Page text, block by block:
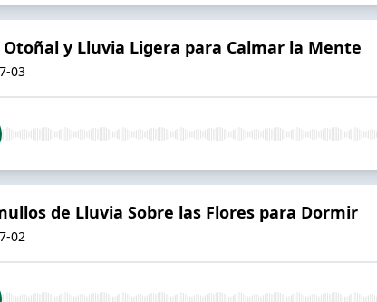
Otoñal y Lluvia Ligera para Calmar la Mente
03
de Lluvia Sobre las Flores para Dormir
02